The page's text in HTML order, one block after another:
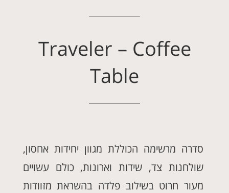
Traveler – Coffee
Table
סדרה מרשימה הכוללת מגוון יחידות אחסון,
שולחנות צד, שידות וארונות, כולם עשויים
מעור חרוט בשילוב פלדה בהשראת מזוודות